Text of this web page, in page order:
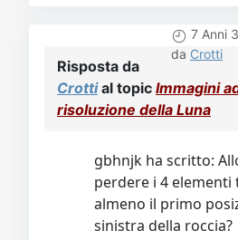
7 Anni
da Crotti
Risposta da
Crottial topic Immagini
risoluzione della Luna
gbhnjk ha scritto:
perdere i 4 elementi
almeno il primo
sinistra della roccia?